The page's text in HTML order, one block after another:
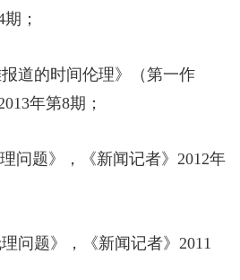
期；
报道的时间伦理》（第一作
年第8期；
问题》，《新闻记者》 2012年
问题》，《新闻记者》 2011